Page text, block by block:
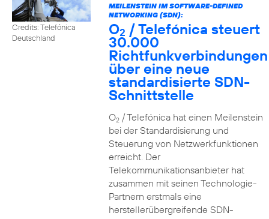
Credits: Telefónica
Deutschland
MEILENSTEIN IM SOFTWARE-DEFINED
NETWORKING (SDN):
O2 / Telefónica steuert
30.000
Richtfunkverbindungen
über eine neue
standardisierte SDN-
Schnittstelle
O2/ Telefónica hat einen Meilenstein
bei der Standardisierung und
Steuerung von Netzwerkfunktionen
erreicht. Der
Telekommunikationsanbieter hat
zusammen mit seinen Technologie-
Partnern erstmals eine
herstellerübergreifende SDN-